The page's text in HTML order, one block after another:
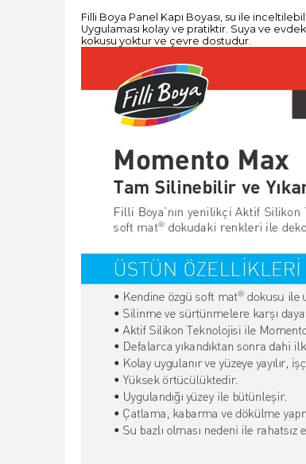
Filli Boya Panel Kapı Boyası, su ile
Uygulaması kolay ve pratiktir. Suya ve
kokusu yoktur ve çevre dostudur.